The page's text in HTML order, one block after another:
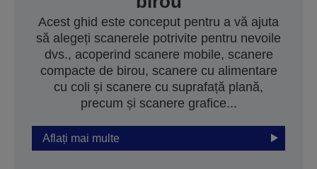
Acest ghid este conceput pentru a vă ajuta
să alegeți scanerele potrivite pentru nevoile
dvs., acoperind scanere mobile, scanere
compacte de birou, scanere cu alimentare
cu coli și scanere cu suprafață plană,
precum și scanere grafice...
Aflați mai multe